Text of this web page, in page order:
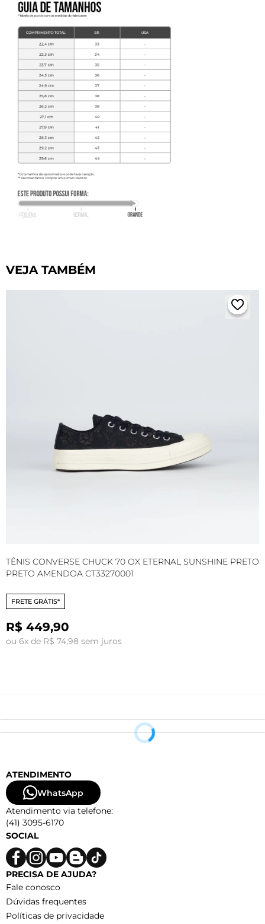
VEJA TAMBÉM
TÊNIS CONVERSE CHUCK 70 OX ETERNAL SUNSHINE PRETO
PRETO AMENDOA CT33270001
FRETE GRÁTIS*
R$ 449,90
ou 6x de R$ 74,98 sem juros
ATENDIMENTO
WhatsApp
Atendimento via telefone:
(41) 3095-6170
SOCIAL
PRECISA DE AJUDA?
Fale conosco
Dúvidas frequentes
Políticas de privacidade